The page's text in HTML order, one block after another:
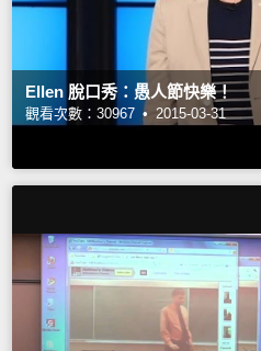
Ellen 脫口秀：愚人節快樂！
觀看次數：30967 • 2015-03-31